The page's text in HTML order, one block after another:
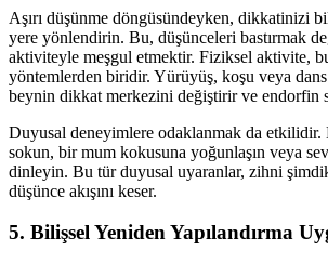
Aşırı düşünme döngüsündeyken, dikkatinizi
yere yönlendirin. Bu, düşünceleri bastırmak
aktiviteyle meşgul etmektir. Fiziksel aktivite,
yöntemlerden biridir. Yürüyüş, koşu veya
beynin dikkat merkezini değiştirir ve endorfin
Duyusal deneyimlere odaklanmak da
sokun, bir mum kokusuna yoğunlaşın veya
dinleyin. Bu tür duyusal uyaranlar, zihni
düşünce akışını keser.
5. Bilişsel Yeniden Yapılandırma